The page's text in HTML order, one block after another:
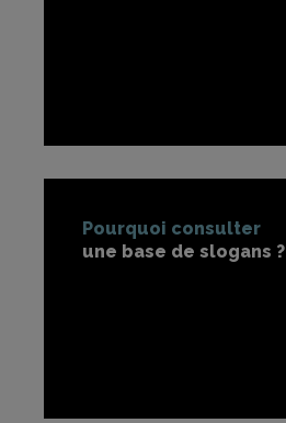
Pourquoi consulter
une base de slogans ?